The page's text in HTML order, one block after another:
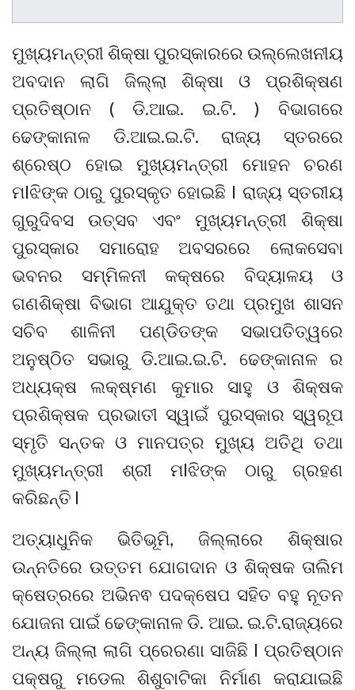
ମୁଖ୍ୟମନ୍ତ୍ରୀ ଶିକ୍ଷା ପୁରସ୍କାରରେ ଉଲ୍ଲେଖନୀୟ
ଅବଦାନ ଲାଗି ଜିଲ୍ଲା ଶିକ୍ଷା ଓ ପ୍ରଶିକ୍ଷଣ
ପ୍ରତିଷ୍ଠାନ ( ଡି.ଆଇ. ଇ.ଟି. ) ବିଭାଗରେ
ଢେଙ୍କାନାଳ ଡି.ଆଇ.ଇ.ଟି. ରାଜ୍ୟ ସ୍ତରରେ
ଶ୍ରେଷ୍ଠ ହୋଇ ମୁଖ୍ୟମନ୍ତ୍ରୀ ମୋହନ ଚରଣ
ମlଝିଙ୍କ ଠାରୁ ପୁରସ୍କୃତ ହୋଇଛି l ରାଜ୍ୟ ସ୍ତରୀୟ
ଗୁରୁଦିବସ ଉତ୍ସବ ଏବଂ ମୁଖ୍ୟମନ୍ତ୍ରୀ ଶିକ୍ଷା
ପୁରସ୍କାର ସମାରୋହ ଅବସରରେ ଲୋକସେବା
ଭବନର ସମ୍ମିଳନୀ କକ୍ଷରେ ବିଦ୍ୟାଳୟ ଓ
ଗଣଶିକ୍ଷା ବିଭାଗ ଆଯୁକ୍ତ ତଥା ପ୍ରମୁଖ ଶାସନ
ସଚିବ ଶାଳିନୀ ପଣ୍ଡିତଙ୍କ ସଭାପତିତ୍ୱରେ
ଅନୁଷ୍ଠିତ ସଭାରୁ ଡି.ଆଇ.ଇ.ଟି. ଢେଙ୍କାନାଳ ର
ଅଧ୍ୟକ୍ଷ ଲକ୍ଷ୍ମଣ କୁମାର ସାହୁ ଓ ଶିକ୍ଷକ
ପ୍ରଶିକ୍ଷକ ପ୍ରଭାତୀ ସ୍ୱାଇଁ ପୁରସ୍କାର ସ୍ୱରୂପ
ସ୍ମୃତି ସନ୍ତକ ଓ ମାନପତ୍ର ମୁଖ୍ୟ ଅତିଥି ତଥା
ମୁଖ୍ୟମନ୍ତ୍ରୀ ଶ୍ରୀ ମlଝିଙ୍କ ଠାରୁ ଗ୍ରହଣ
କରିଛନ୍ତି l
ଅତ୍ୟାଧୁନିକ ଭିତିଭୂମି, ଜିଲ୍ଲାରେ ଶିକ୍ଷାର
ଉନ୍ନତିରେ ଉତ୍ତମ ଯୋଗଦାନ ଓ ଶିକ୍ଷକ ତାଲିମ
କ୍ଷେତ୍ରରେ ଅଭିନଵ ପଦକ୍ଷେପ ସହିତ ବହୁ ନୂତନ
ଯୋଜନା ପାଇଁ ଢେଙ୍କାନାଳ ଡି. ଆଇ. ଇ.ଟି.ରାଜ୍ୟରେ
ଅନ୍ୟ ଜିଲ୍ଲା ଲାଗି ପ୍ରେରଣା ସାଜିଛି l ପ୍ରତିଷ୍ଠାନ
ପକ୍ଷରୁ ମଡେଲ ଶିଶୁବାଟିକା ନିର୍ମାଣ କରାଯାଇଛି